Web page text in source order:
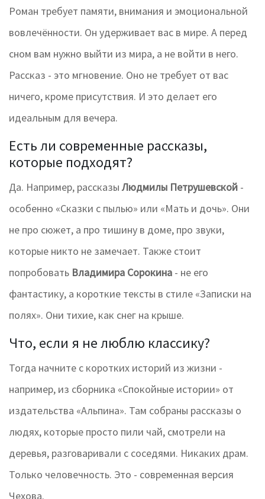
Роман требует памяти, внимания и эмоциональной
вовлечённости. Он удерживает вас в мире. А перед
сном вам нужно выйти из мира, а не войти в него.
Рассказ - это мгновение. Оно не требует от вас
ничего, кроме присутствия. И это делает его
идеальным для вечера.
Есть ли современные рассказы,
которые подходят?
Да. Например, рассказыЛюдмилы Петрушевской -
особенно «Сказки с пылью» или «Мать и дочь». Они
не про сюжет, а про тишину в доме, про звуки,
которые никто не замечает. Также стоит
попробовать Владимира Сорокина - не его
фантастику, а короткие тексты в стиле «Записки на
полях». Они тихие, как снег на крыше.
Что, если я не люблю классику?
Тогда начните с коротких историй из жизни -
например, из сборника «Спокойные истории» от
издательства «Альпина». Там собраны рассказы о
людях, которые просто пили чай, смотрели на
деревья, разговаривали с соседями. Никаких драм.
Только человечность. Это - современная версия
Чехова.